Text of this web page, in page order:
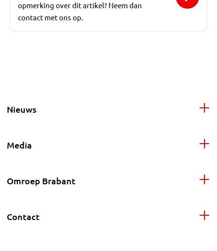
opmerking over dit artikel? Neem dan
contact met ons op.
Nieuws
Media
Omroep Brabant
Contact